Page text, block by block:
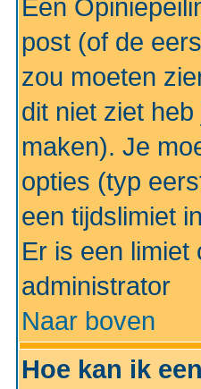
Een
post (of de
zou moeten
dit niet ziet
maken). Je
opties (typ
een tijdslimiet
Er is een limiet
administrator
Naar boven
Hoe kan ik